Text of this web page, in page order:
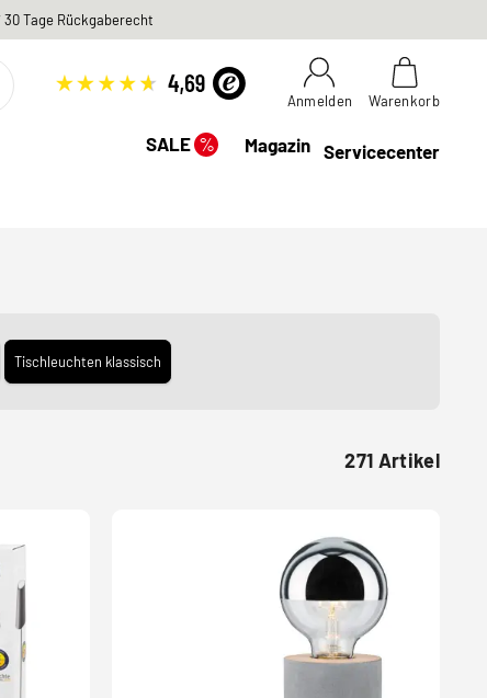
30 Tage Rückgaberecht
Anmelden Warenkorb
SALE% Magazin Servicecenter
Tischleuchten klassisch
271 Artikel